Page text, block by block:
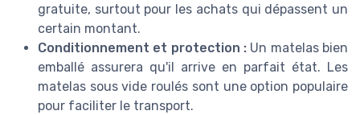
gratuite, surtout pour les achats qui dépassent un
certain montant.
Conditionnement et protection : Un matelas bien
emballé assurera qu'il arrive en parfait état. Les
matelas sous vide roulés sont une option populaire
pour faciliter le transport.